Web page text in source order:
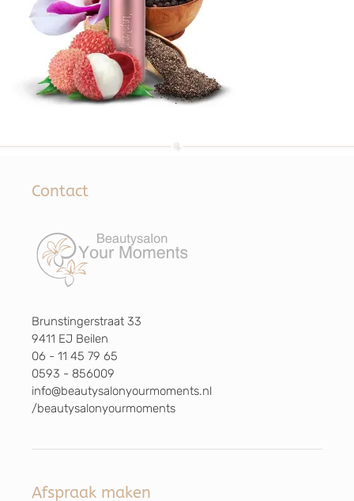
Contact
Brunstingerstraat 33
9411 EJ Beilen
06 - 11 45 79 65
0593 - 856009
info@beautysalonyourmoments.nl
/beautysalonyourmoments
Afspraak maken